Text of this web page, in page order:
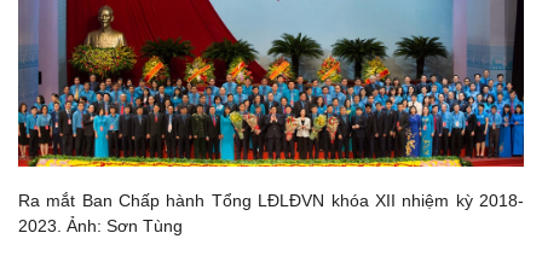
Ra mắt Ban Chấp hành Tổng LĐLĐVN khóa XII nhiệm kỳ 2018-
2023. Ảnh: Sơn Tùng